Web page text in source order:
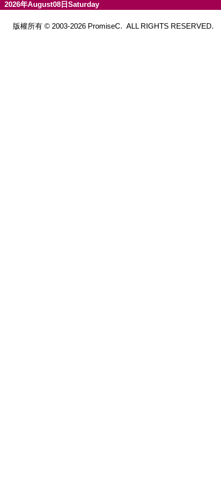
2026年August08日Saturday
版權所有 © 2003-2026 PromiseC. ALL RIGHTS RESERVED.